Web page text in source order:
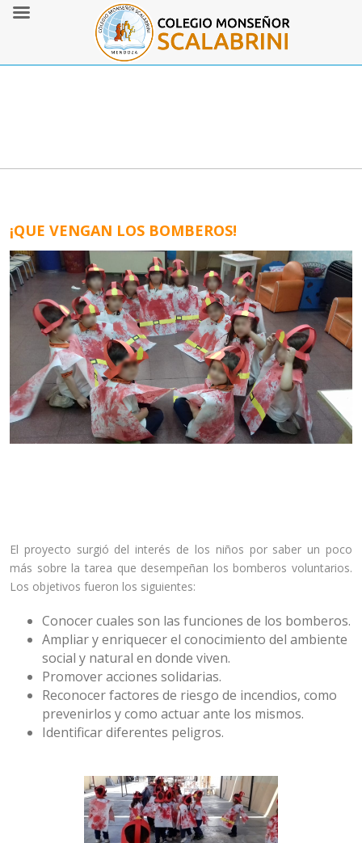
¡QUE VENGAN LOS BOMBEROS!
El proyecto surgió del interés de los niños por saber un poco
más sobre la tarea que desempeñan los bomberos voluntarios.
Los objetivos fueron los siguientes:
Conocer cuales son las funciones de los bomberos.
Ampliar y enriquecer el conocimiento del ambiente
social y natural en donde viven.
Promover acciones solidarias.
Reconocer factores de riesgo de incendios, como
prevenirlos y como actuar ante los mismos.
Identificar diferentes peligros.